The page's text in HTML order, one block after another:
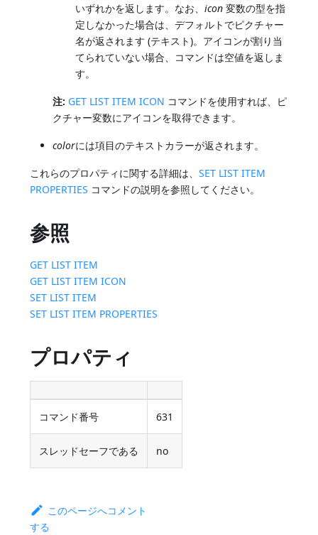
いずれかを返します。なお、icon 変数の型を指
定しなかった場合は、デフォルトでピクチャー
名が返されます (テキスト)。アイコンが割り当
てられていない場合、コマンドは空値を返しま
す。
注: GET LIST ITEM ICON コマンドを使用すれば、ピ
クチャー変数にアイコンを取得できます。
colorには項目のテキストカラーが返されます。
これらのプロパティに関する詳細は、SET LIST ITEM
PROPERTIES コマンドの説明を参照してください。
参照
GET LIST ITEM
GET LIST ITEM ICON
SET LIST ITEM
SET LIST ITEM PROPERTIES
プロパティ
コマンド番号 631
スレッドセーフである no
このページへコメント
する